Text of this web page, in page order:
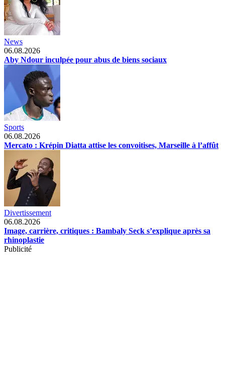
News
06.08.2026
Aby Ndour inculpée pour abus de biens sociaux
Sports
06.08.2026
Mercato : Krépin Diatta attise les convoitises, Marseille à l’affût
Divertissement
06.08.2026
Image, carrière, critiques : Bambaly Seck s’explique après sa
rhinoplastie
Publicité